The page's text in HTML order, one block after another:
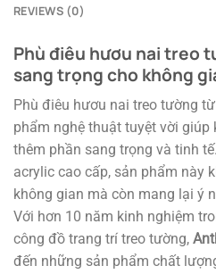
REVIEWS (0)
Phù điêu hươu nai treo
sang trọng cho không
Phù điêu hươu nai treo tường từ
phẩm nghệ thuật tuyệt vời giúp
thêm phần sang trọng và tinh
acrylic cao cấp, sản phẩm này
không gian mà còn mang lại ý
Với hơn 10 năm kinh nghiệm
công đồ trang trí treo tường,
đến những sản phẩm chất